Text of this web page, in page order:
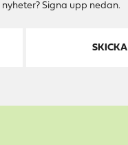
Signa upp nedan.
SKICKA